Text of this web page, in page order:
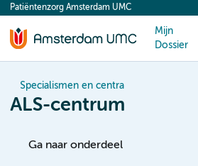
content
Patiëntenzorg Amsterdam UMC
Mijn
Dossier
Specialismen en centra
ALS-centrum
Ga naar onderdeel